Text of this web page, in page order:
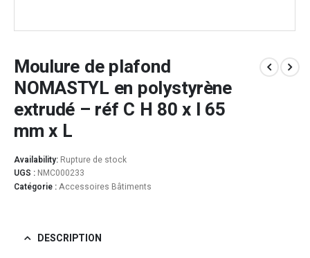
Moulure de plafond
NOMASTYL en polystyrène
extrudé – réf C H 80 x l 65
mm x L
Availability: Rupture de stock
UGS : NMC000233
Catégorie :Accessoires Bâtiments
DESCRIPTION